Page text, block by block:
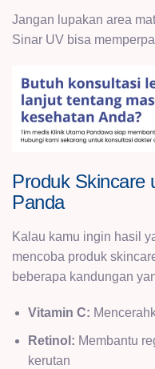
Jangan lupakan area
Sinar UV bisa
Produk Skincare
Panda
Kalau kamu ingin hasil
mencoba produk
beberapa kandungan
Vitamin C:
Retinol: Membantu
kerutan